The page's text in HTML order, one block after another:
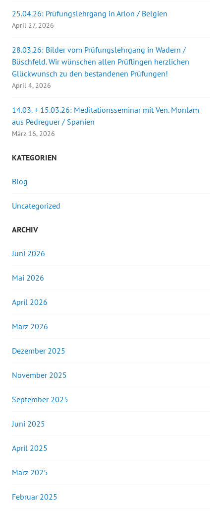
25.04.26: Prüfungslehrgang in Arlon / Belgien
April 27, 2026
28.03.26: Bilder vom Prüfungslehrgang in Wadern /
Büschfeld. Wir wünschen allen Prüflingen herzlichen
Glückwunsch zu den bestandenen Prüfungen!
April 4, 2026
14.03. + 15.03.26: Meditationsseminar mit Ven. Monlam
aus Pedreguer / Spanien
März 16, 2026
KATEGORIEN
Blog
Uncategorized
ARCHIV
Juni 2026
Mai 2026
April 2026
März 2026
Dezember 2025
November 2025
September 2025
Juni 2025
April 2025
März 2025
Februar 2025